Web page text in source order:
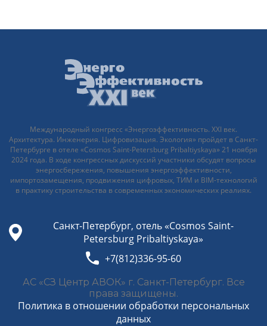
Международный конгресс «Энергоэффективность. XXI век.
Архитектура. Инженерия. Цифровизация. Экология» пройдет в Санкт-
Петербурге в отеле «Cosmos Saint-Petersburg Pribaltiyskaya» 21 ноября
2024 года. В ходе конгрессных дискуссий участники обсудят вопросы
энергосбережения, повышения энергоэффективности,
импортозамещения, продвижения цифровых, ТИМ и BIM-технологий
в практику строительства в современных экономических реалиях.
Санкт-Петербург, отель «Cosmos Saint-
Petersburg Pribaltiyskaya»
+7(812)336-95-60
АС «СЗ Центр АВОК» г. Санкт-Петербург. Все
права защищены.
Политика в отношении обработки персональных
данных